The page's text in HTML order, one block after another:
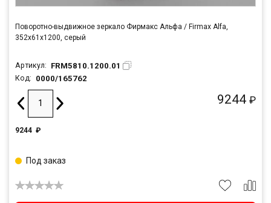
Поворотно-выдвижное зеркало Фирмакс Альфа / Firmax Alfa,
352х61х1200, серый
Артикул: FRM5810.1200.01
Код: 0000/165762
9244 ₽
9244 ₽
Под заказ